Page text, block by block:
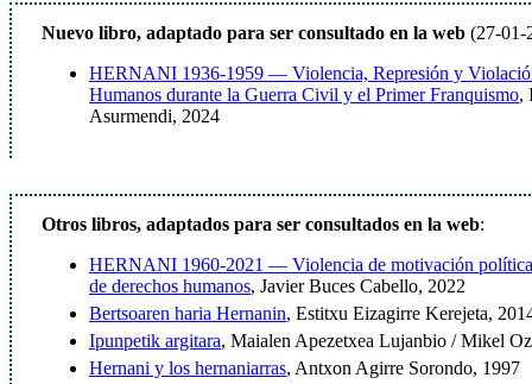
Nuevo libro, adaptado para ser consultado en la web (27-01-
HERNANI 1936-1959 — Violencia, Represión y
Humanos durante la Guerra Civil y el Primer Franquismo,
Asurmendi, 2024
Otros libros, adaptados para ser consultados en la web:
HERNANI 1960-2021 — Violencia de motivación
de derechos humanos, Javier Buces Cabello, 2022
Bertsoaren haria Hernanin, Estitxu Eizagirre Kerejeta,
Ipunpetik argitara, Maialen Apezetxea Lujanbio / Mikel
Hernani y los hernaniarras, Antxon Agirre Sorondo, 1997